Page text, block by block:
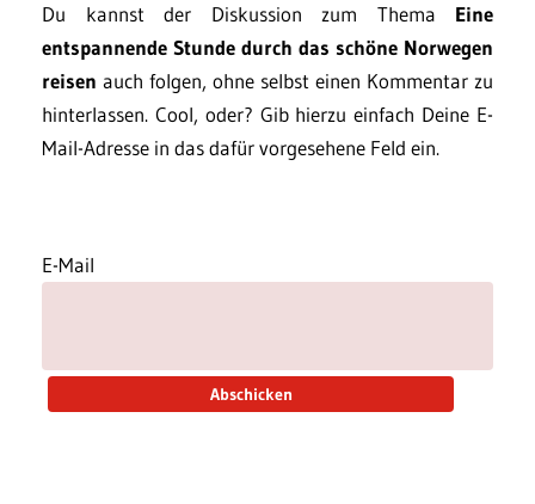
Du kannst der Diskussion zum Thema Eine
entspannende Stunde durch das schöne Norwegen
reisen auch folgen, ohne selbst einen Kommentar zu
hinterlassen. Cool, oder? Gib hierzu einfach Deine E-
Mail-Adresse in das dafür vorgesehene Feld ein.
E-Mail